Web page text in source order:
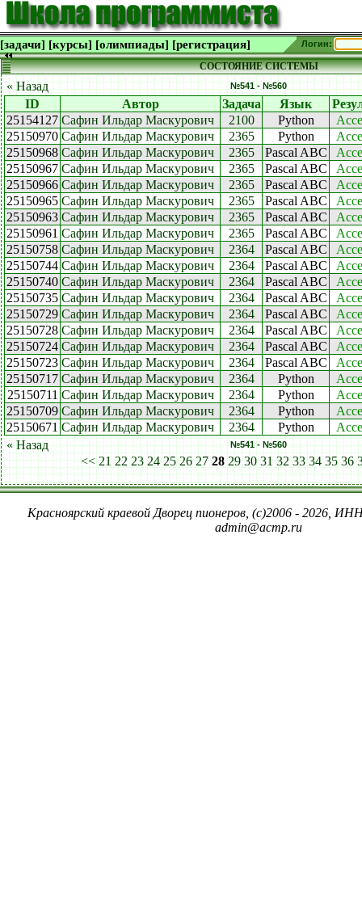
[задачи] [курсы] [олимпиады] [регистрация] Логин:
СОСТОЯНИЕ СИСТЕМЫ
« Назад №541 - №560
ID Автор Задача Язык
25154127 Сафин Ильдар Маскурович 2100 Python
25150970 Сафин Ильдар Маскурович 2365 Python
25150968 Сафин Ильдар Маскурович 2365 Pascal ABC
25150967 Сафин Ильдар Маскурович 2365 Pascal ABC
25150966 Сафин Ильдар Маскурович 2365 Pascal ABC
25150965 Сафин Ильдар Маскурович 2365 Pascal ABC
25150963 Сафин Ильдар Маскурович 2365 Pascal ABC
25150961 Сафин Ильдар Маскурович 2365 Pascal ABC
25150758 Сафин Ильдар Маскурович 2364 Pascal ABC
25150744 Сафин Ильдар Маскурович 2364 Pascal ABC
25150740 Сафин Ильдар Маскурович 2364 Pascal ABC
25150735 Сафин Ильдар Маскурович 2364 Pascal ABC
25150729 Сафин Ильдар Маскурович 2364 Pascal ABC
25150728 Сафин Ильдар Маскурович 2364 Pascal ABC
25150724 Сафин Ильдар Маскурович 2364 Pascal ABC
25150723 Сафин Ильдар Маскурович 2364 Pascal ABC
25150717 Сафин Ильдар Маскурович 2364 Python
25150711 Сафин Ильдар Маскурович 2364 Python
25150709 Сафин Ильдар Маскурович 2364 Python
25150671 Сафин Ильдар Маскурович 2364 Python
« Назад
№541 - №560
<< 21 22 23 24 25 26 27 28 29 30 31 32 33 34 35 36
Красноярский краевой Дворец пионеров, (c)2006 - 2026,
admin@acmp.ru